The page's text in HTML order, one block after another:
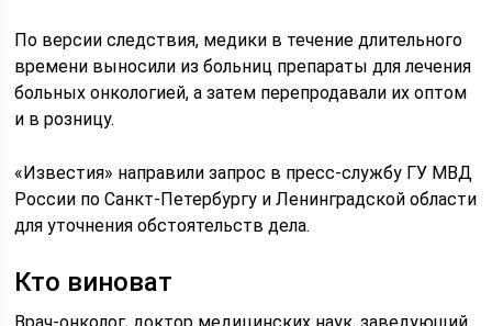
По версии следствия, медики в течение длительного
времени выносили из больниц препараты для лечения
больных онкологией, а затем перепродавали их оптом
и в розницу.
«Известия» направили запрос в пресс-службу ГУ МВД
России по Санкт-Петербургу и Ленинградской области
для уточнения обстоятельств дела.
Кто виноват